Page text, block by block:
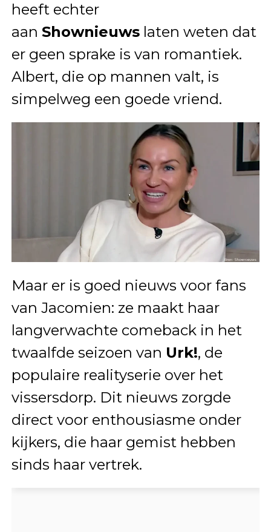
heeft echter
aan Shownieuwslaten weten dat
er geen sprake is van romantiek.
Albert, die op mannen valt, is
simpelweg een goede vriend.
Maar er is goed nieuws voor fans
van Jacomien: ze maakt haar
langverwachte comeback in het
twaalfde seizoen van Urk!, de
populaire realityserie over het
vissersdorp. Dit nieuws zorgde
direct voor enthousiasme onder
kijkers, die haar gemist hebben
sinds haar vertrek.